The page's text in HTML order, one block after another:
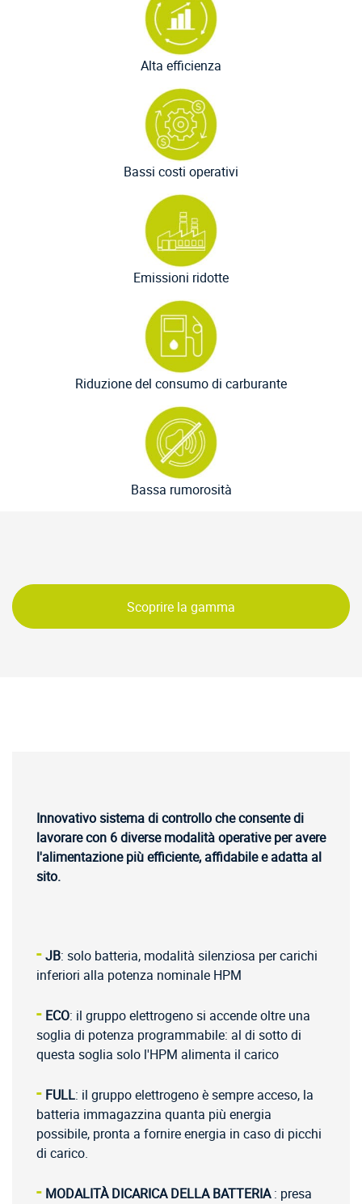
Alta efficienza
Bassi costi operativi
Emissioni ridotte
Riduzione del consumo di carburante
Bassa rumorosità
Scoprire la gamma
Innovativo sistema di controllo che consente di
lavorare con 6 diverse modalità operative per avere
l'alimentazione più efficiente, affidabile e adatta al
sito.
-JB: solo batteria, modalità silenziosa per carichi
inferiori alla potenza nominale HPM
- ECO: il gruppo elettrogeno si accende oltre una
soglia di potenza programmabile: al di sotto di
questa soglia solo l'HPM alimenta il carico
- FULL: il gruppo elettrogeno è sempre acceso, la
batteria immagazzina quanta più energia
possibile, pronta a fornire energia in caso di picchi
di carico.
- MODALITÀ DICARICADELLA BATTERIA: presa